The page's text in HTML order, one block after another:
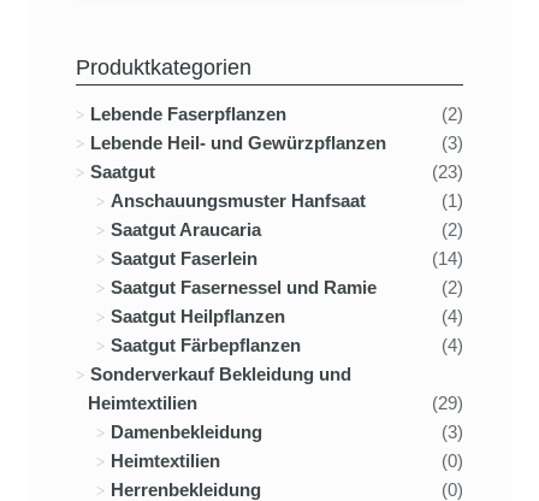
Produktkategorien
Lebende Faserpflanzen
(2)
Lebende Heil- und Gewürzpflanzen
(3)
Saatgut
(23)
Anschauungsmuster Hanfsaat
(1)
Saatgut Araucaria
(2)
Saatgut Faserlein
(14)
Saatgut Fasernessel und Ramie
(2)
Saatgut Heilpflanzen
(4)
Saatgut Färbepflanzen
(4)
Sonderverkauf Bekleidung und
Heimtextilien
(29)
Damenbekleidung
(3)
Heimtextilien
(0)
Herrenbekleidung
(0)